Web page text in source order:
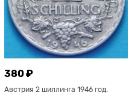
380 ₽
Австрия 2 шиллинга 1946 год.